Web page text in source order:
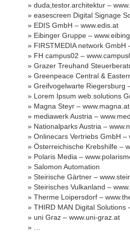
» duda,testor.architektur –
» easescreen Digital Signage
» EDIS GmbH – www.edis.at
» Eibinger Gruppe –
» FIRSTMEDIA network GmbH
» FH campus02 –
» Grazer Treuhand
» Greenpeace Central &
» Greifvogelwarte Riegersburg
» Lorem Ipsum web.solutions
» Magna Steyr – www.magna.at
» mediawerk Austria –
» Nationalparks Austria –
» Onlinecars Vertriebs GmbH –
» Österreichische Krebshilfe –
» Polaris Media –
» Salomon Automation
» Steirische Gärtner –
» Steirisches Vulkanland –
» Therme Loipersdorf –
» THIRD MAN Digital Solutions
» uni Graz – www.uni-graz.at
» …